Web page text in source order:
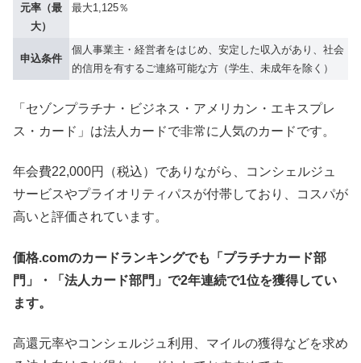
元率（最
大）
最大1,125％
申込条件
個人事業主・経営者をはじめ、安定した収入があり、社会
的信用を有するご連絡可能な方（学生、未成年を除く）
「セゾンプラチナ・ビジネス・アメリカン・エキスプレ
ス・カード」は法人カードで非常に人気のカードです。
年会費22,000円（税込）でありながら、コンシェルジュ
サービスやプライオリティパスが付帯しており、コスパが
高いと評価されています。
価格.comのカードランキングでも「プラチナカード部
門」・「法人カード部門」で2年連続で1位を獲得してい
ます。
高還元率やコンシェルジュ利用、マイルの獲得などを求め